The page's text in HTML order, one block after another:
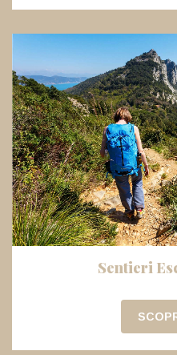
Sentieri